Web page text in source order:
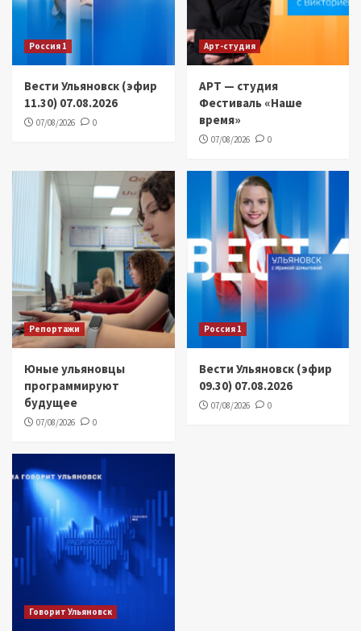
Россия 1
Вести Ульяновск (эфир
11.30) 07.08.2026
07/08/2026 0
Арт-студия
АРТ — студия
Фестиваль «Наше
время»
07/08/2026 0
Репортажи
Юные ульяновцы
программируют
будущее
07/08/2026 0
Россия 1
Вести Ульяновск (эфир
09.30) 07.08.2026
07/08/2026 0
Говорит Ульяновск